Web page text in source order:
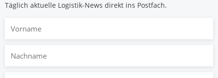
Täglich aktuelle Logistik-News direkt ins Postfach.
Nachname